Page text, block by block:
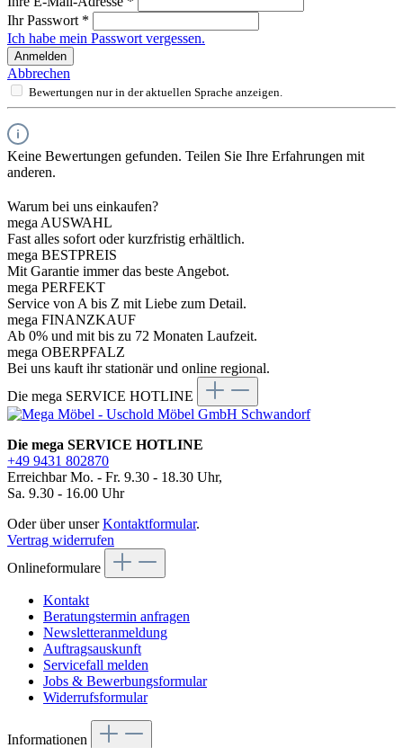
Ihr Passwort *
Ich habe mein Passwort vergessen.
Anmelden
Abbrechen
Bewertungen nur in der aktuellen Sprache anzeigen.
Keine Bewertungen gefunden. Teilen Sie Ihre Erfahrungen mit
anderen.
Warum bei uns einkaufen?
mega AUSWAHL
Fast alles sofort oder kurzfristig erhältlich.
mega BESTPREIS
Mit Garantie immer das beste Angebot.
mega PERFEKT
Service von A bis Z mit Liebe zum Detail.
mega FINANZKAUF
Ab 0% und mit bis zu 72 Monaten Laufzeit.
mega OBERPFALZ
Bei uns kauft ihr stationär und online regional.
Die mega SERVICE HOTLINE
Die mega SERVICE HOTLINE
+49 9431 802870
Erreichbar Mo. - Fr. 9.30 - 18.30 Uhr,
Sa. 9.30 - 16.00 Uhr
Oder über unserKontaktformular.
Vertrag widerrufen
Onlineformulare
Kontakt
Beratungstermin anfragen
Newsletteranmeldung
Auftragsauskunft
Servicefall melden
Jobs & Bewerbungsformular
Widerrufsformular
Informationen